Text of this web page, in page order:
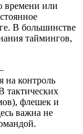
времени или
В большинстве
таймингов,
на контроль
тактических
флешек и
важна не